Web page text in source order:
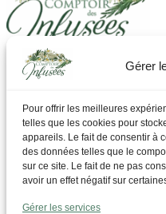
Gérer
Pour offrir les meilleures
telles que les cookies pour
appareils. Le fait de consentir à
des données telles que le
sur ce site. Le fait de ne pas
avoir un effet négatif sur
Gérer les services
Laissez-vous guider
besoin
Par Thématique
Allergies I
Articulations | os
Circulation |
Confort urinaire
Détente |